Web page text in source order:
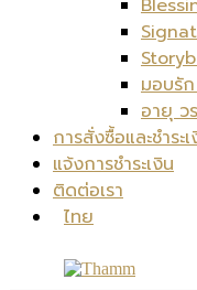
มอบรั
อายุ ว
การสั่งซื้อและชำระ
แจ้งการชำระเงิน
ติดต่อเรา
ไทย